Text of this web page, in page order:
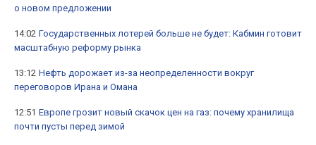
о новом предложении
14:02 Государственных лотерей больше не будет: Кабмин готовит
масштабную реформу рынка
13:12 Нефть дорожает из-за неопределенности вокруг
переговоров Ирана и Омана
12:51 Европе грозит новый скачок цен на газ: почему хранилища
почти пусты перед зимой